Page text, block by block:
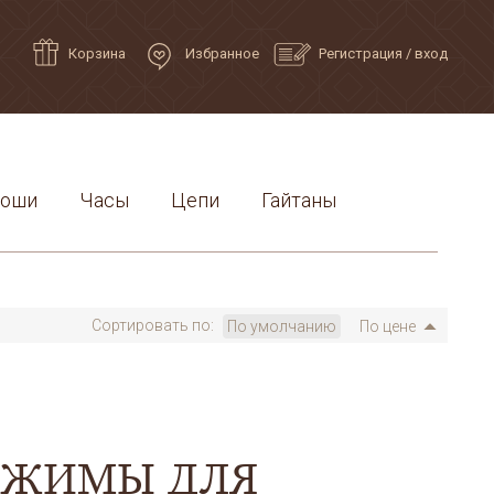
Корзина Избранное Регистрация / вход
Часы Цепи Гайтаны
Сортировать по: По умолчанию По цене
ДЛЯ